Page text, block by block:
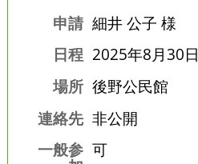
申請 細井 公子 様
日程 2025年8月30日
場所 後野公民館
連絡先 非公開
一般参 可